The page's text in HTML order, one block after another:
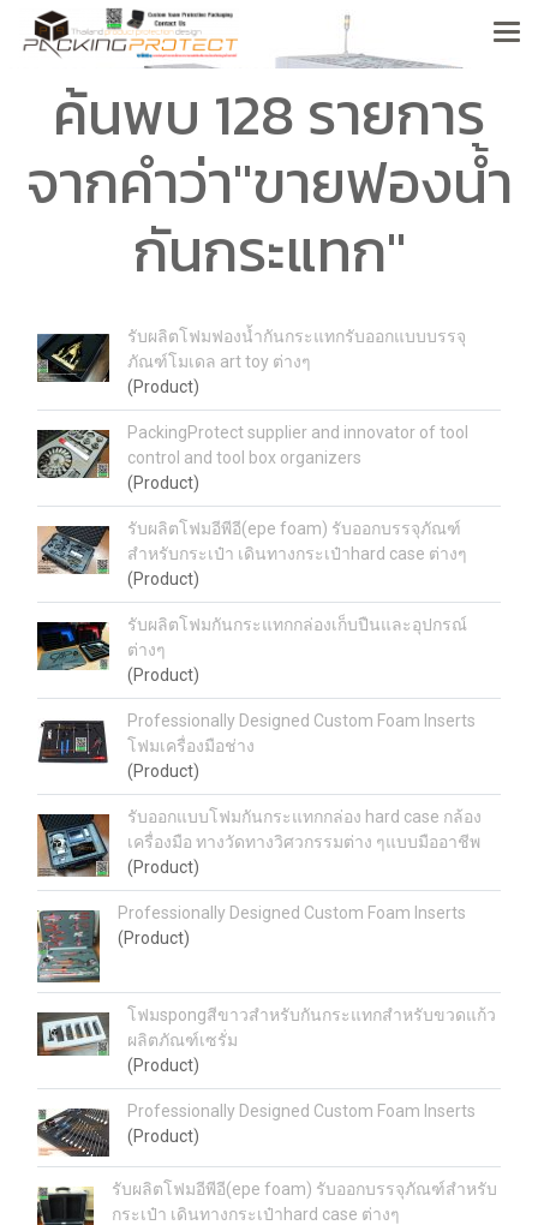
ค้นพบ 128 รายการ
จากคำว่า"ขายฟองน้ำ
กันกระแทก"
รับผลิตโฟมฟองน้ำกันกระแทกรับออกแบบบรรจุ
ภัณฑ์โมเดล art toy ต่างๆ
(Product)
PackingProtect supplier and innovator of tool
control and tool box organizers
(Product)
รับผลิตโฟมอีพีอี(epe foam) รับออกบรรจุภัณฑ์
สำหรับกระเป๋า เดินทางกระเป๋าhard case ต่างๆ
(Product)
รับผลิตโฟมกันกระแทกกล่องเก็บปืนและอุปกรณ์
ต่างๆ
(Product)
Professionally Designed Custom Foam Inserts
โฟมเครื่องมือช่าง
(Product)
รับออกแบบโฟมกันกระแทกกล่อง hard case กล้อง
เครื่องมือ ทางวัดทางวิศวกรรมต่าง ๆแบบมืออาชีพ
(Product)
Professionally Designed Custom Foam Inserts
(Product)
โฟมspongสีขาวสำหรับกันกระแทกสำหรับขวดแก้ว
ผลิตภัณฑ์เซรั่ม
(Product)
Professionally Designed Custom Foam Inserts
(Product)
รับผลิตโฟมอีพีอี(epe foam) รับออกบรรจุภัณฑ์สำหรับ
กระเป๋า เดินทางกระเป๋าhard case ต่างๆ